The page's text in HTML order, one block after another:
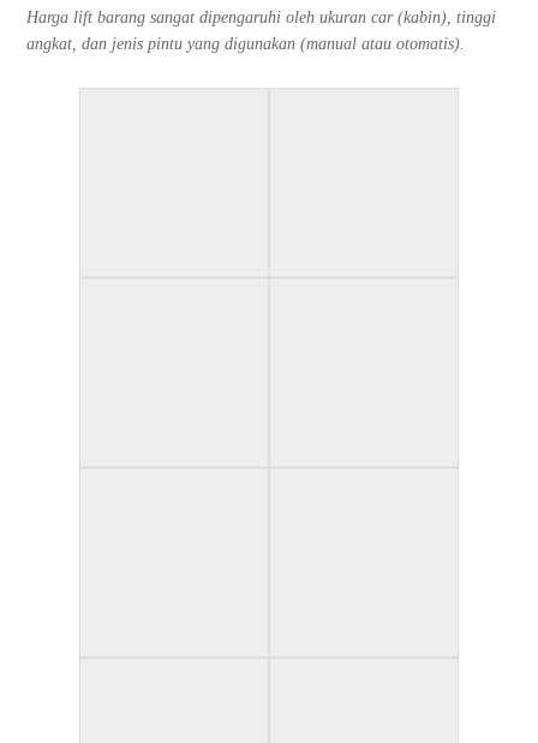
Harga lift barang sangat dipengaruhi oleh ukuran car (kabin), tinggi
angkat, dan jenis pintu yang digunakan (manual atau otomatis).